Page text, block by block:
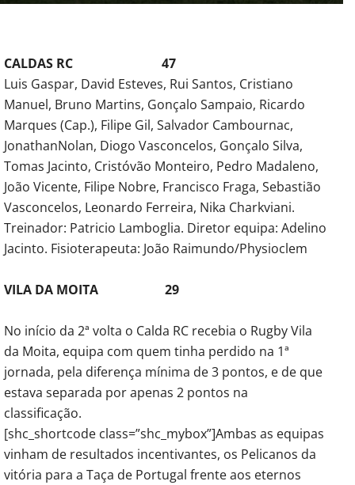
CALDAS RC 47
Luis Gaspar, David Esteves, Rui Santos, Cristiano
Manuel, Bruno Martins, Gonçalo Sampaio, Ricardo
Marques (Cap.), Filipe Gil, Salvador Cambournac,
JonathanNolan, Diogo Vasconcelos, Gonçalo Silva,
Tomas Jacinto, Cristóvão Monteiro, Pedro Madaleno,
João Vicente, Filipe Nobre, Francisco Fraga, Sebastião
Vasconcelos, Leonardo Ferreira, Nika Charkviani.
Treinador: Patricio Lamboglia. Diretor equipa: Adelino
Jacinto. Fisioterapeuta: João Raimundo/Physioclem
VILA DA MOITA 29
No início da 2ª volta o Calda RC recebia o Rugby Vila
da Moita, equipa com quem tinha perdido na 1ª
jornada, pela diferença mínima de 3 pontos, e de que
estava separada por apenas 2 pontos na
classificação.
[shc_shortcode class=”shc_mybox”]Ambas as equipas
vinham de resultados incentivantes, os Pelicanos da
vitória para a Taça de Portugal frente aos eternos